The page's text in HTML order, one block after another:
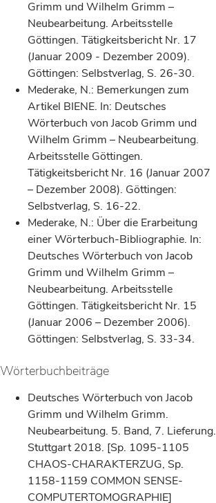
Grimm und Wilhelm Grimm –
Neubearbeitung. Arbeitsstelle
Göttingen. Tätigkeitsbericht Nr. 17
(Januar 2009 - Dezember 2009).
Göttingen: Selbstverlag, S. 26-30.
Mederake, N.: Bemerkungen zum
Artikel BIENE. In: Deutsches
Wörterbuch von Jacob Grimm und
Wilhelm Grimm – Neubearbeitung.
Arbeitsstelle Göttingen.
Tätigkeitsbericht Nr. 16 (Januar 2007
– Dezember 2008). Göttingen:
Selbstverlag, S. 16-22.
Mederake, N.: Über die Erarbeitung
einer Wörterbuch-Bibliographie. In:
Deutsches Wörterbuch von Jacob
Grimm und Wilhelm Grimm –
Neubearbeitung. Arbeitsstelle
Göttingen. Tätigkeitsbericht Nr. 15
(Januar 2006 – Dezember 2006).
Göttingen: Selbstverlag, S. 33-34.
Wörterbuchbeiträge
Deutsches Wörterbuch von Jacob
Grimm und Wilhelm Grimm.
Neubearbeitung. 5. Band, 7. Lieferung.
Stuttgart 2018. [Sp. 1095-1105
CHAOS-CHARAKTERZUG, Sp.
1158-1159 COMMON SENSE-
COMPUTERTOMOGRAPHIE]